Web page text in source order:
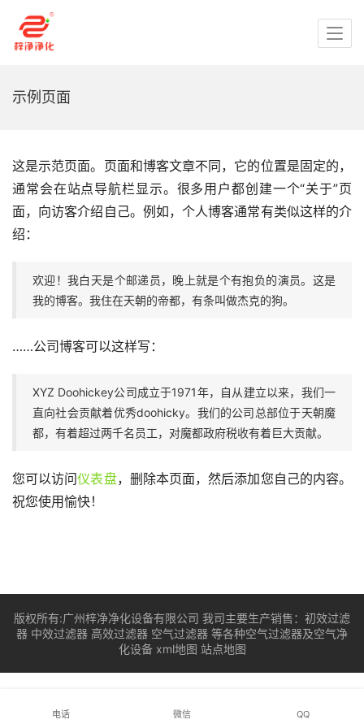
示例页面
这是示范页面。页面和博客文章不同，它的位置是固定的，
通常会在站点导航栏显示。很多用户都创建一个“关于”页
面，向访客介绍自己。例如，个人博客通常有类似这样的介
绍：
欢迎！我白天是个邮递员，晚上就是个有抱负的演员。这是
我的博客。我住在天朝的帝都，有条叫做杰克的狗。
……公司博客可以这样写：
XYZ Doohickey公司成立于1971年，自从建立以来，我们一
直向社会贡献着优秀doohicky。我们的公司总部位于天朝魔
都，有着超过两千名员工，对魔都政府税收有着巨大贡献。
您可以访问仪表盘，删除本页面，然后添加您自己的内容。
祝您使用愉快！
版权所有:广州梓净净化设备有限公司 我司主要生产销售： 初效过滤
器 中效过滤器 高效过滤器 空气过滤器 等各种空气过滤器及空气净
化设备 xml地图 站点地图
电话 微信 QQ